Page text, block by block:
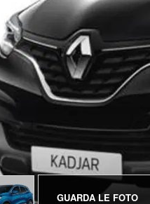
GUARDA LE FOTO